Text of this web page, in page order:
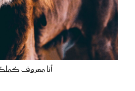
أنا معروف